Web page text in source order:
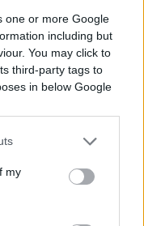
one or more Google
including but
You may click to
third-party tags to
in below Google
my
che pare più a
VIsualizza le risposte
avrebbe
parte questi
tifosi…)